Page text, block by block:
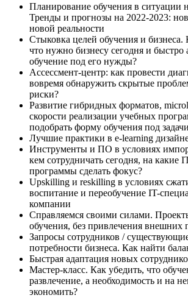
Планирование обучения в ситуации
Тренды и прогнозы на 2022-2023:
новой реальности
Стыковка целей обучения и бизнеса.
что нужно бизнесу сегодня и быстро
обучение под его нужды?
Ассессмент-центр: как провести
вовремя обнаружить скрытые
риски?
Развитие гибридных форматов,
скорости реализации учебных
подобрать форму обучения под
Лучшие практики в e-learning
Инструменты и ПО в условиях
кем сотрудничать сегодня, на какие
программы сделать фокус?
Upskilling и reskilling в условиях
воспитание и переобучение IT-
компании
Справляемся своими силами.
обучения, без привлечения внешних
Запросы сотрудников /
потребности бизнеса. Как найти
Быстрая адаптация новых
Мастер-класс. Как убедить, что
развлечение, а необходимость и на
экономить?